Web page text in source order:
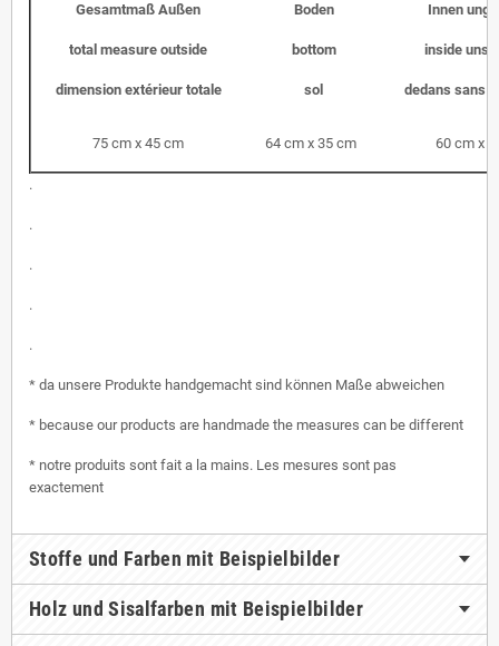
Gesamtmaß Außen
total measure outside
dimension extérieur totale
Boden
bottom
sol
Innen
inside
dedans sans
75 cm x 45 cm 64 cm x 35 cm 60 cm x
.
.
.
.
.
* da unsere Produkte handgemacht sind können Maße abweichen
* because our products are handmade the measures can be different
* notre produits sont fait a la mains. Les mesures sont pas
exactement
Stoffe und Farben mit Beispielbilder
Holz und Sisalfarben mit Beispielbilder